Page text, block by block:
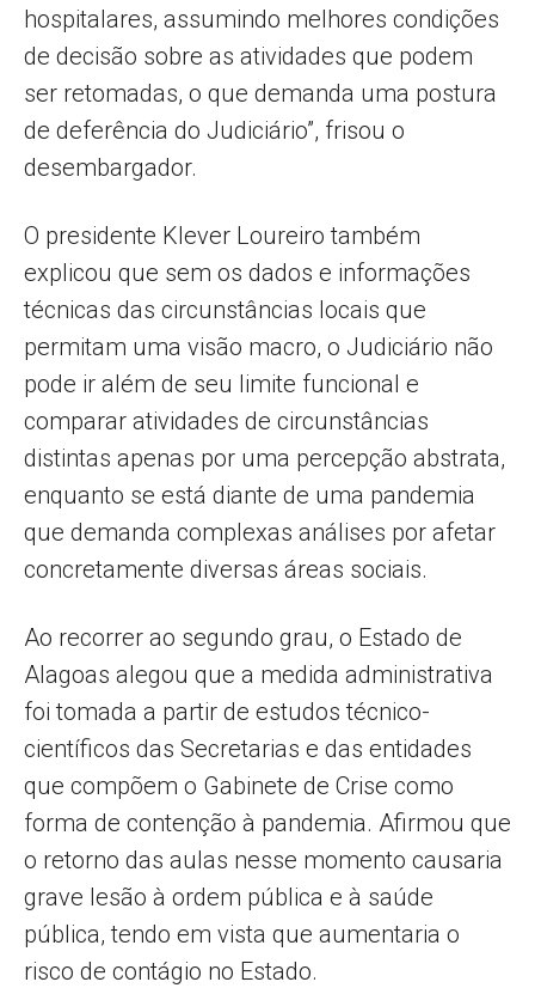
hospitalares, assumindo melhores condições
de decisão sobre as atividades que podem
ser retomadas, o que demanda uma postura
de deferência do Judiciário”, frisou o
desembargador.
O presidente Klever Loureiro também
explicou que sem os dados e informações
técnicas das circunstâncias locais que
permitam uma visão macro, o Judiciário não
pode ir além de seu limite funcional e
comparar atividades de circunstâncias
distintas apenas por uma percepção abstrata,
enquanto se está diante de uma pandemia
que demanda complexas análises por afetar
concretamente diversas áreas sociais.
Ao recorrer ao segundo grau, o Estado de
Alagoas alegou que a medida administrativa
foi tomada a partir de estudos técnico-
científicos das Secretarias e das entidades
que compõem o Gabinete de Crise como
forma de contenção à pandemia. Afirmou que
o retorno das aulas nesse momento causaria
grave lesão à ordem pública e à saúde
pública, tendo em vista que aumentaria o
risco de contágio no Estado.